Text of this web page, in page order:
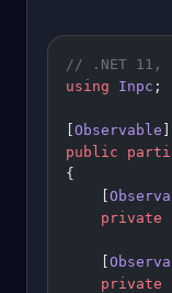
// .NET 11,
using Inpc ;
[Observable ]
public
{
    [
    private
    [
    private